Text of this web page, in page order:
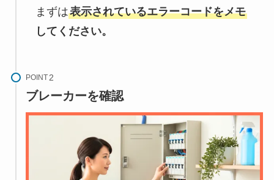
まずは表示されているエラーコードをメモ
してください。
POINT
ブレーカーを確認